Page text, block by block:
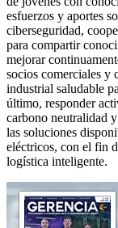
esfuerzos y aportes
ciberseguridad,
para compartir
mejorar
socios comerciales y
industrial saludable
último, responder
carbono neutralidad
las soluciones
eléctricos, con el fin
logística inteligente.